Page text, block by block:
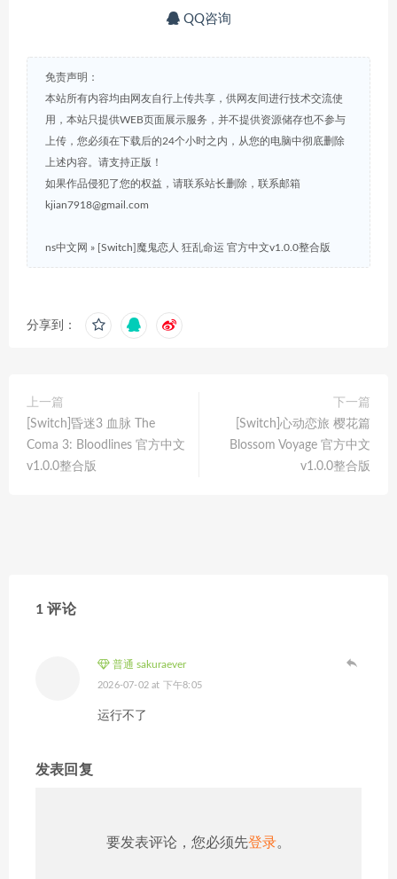
QQ咨询
免责声明：
本站所有内容均由网友自行上传共享，供网友间进行技术交流使
用，本站只提供WEB页面展示服务，并不提供资源储存也不参与
上传，您必须在下载后的24个小时之内，从您的电脑中彻底删除
上述内容。请支持正版！
如果作品侵犯了您的权益，请联系站长删除，联系邮箱
kjian7918@gmail.com
ns中文网 » [Switch]魔鬼恋人 狂乱命运 官方中文v1.0.0整合版
分享到：
上一篇
[Switch]昏迷3 血脉 The
Coma 3: Bloodlines 官方中文
v1.0.0整合版
下一篇
[Switch]心动恋旅 樱花篇
Blossom Voyage 官方中文
v1.0.0整合版
1 评论
普通 sakuraever
2026-07-02 at 下午8:05
运行不了
发表回复
要发表评论，您必须先登录。